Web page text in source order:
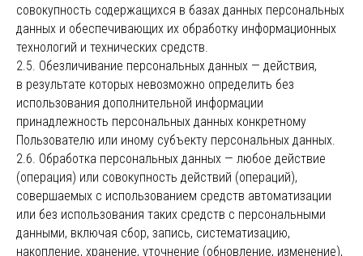
совокупность содержащихся в базах данных персональных
данных и обеспечивающих их обработку информационных
технологий и технических средств.
2.5. Обезличивание персональных данных — действия,
в результате которых невозможно определить без
использования дополнительной информации
принадлежность персональных данных конкретному
Пользователю или иному субъекту персональных данных.
2.6. Обработка персональных данных — любое действие
(операция) или совокупность действий (операций),
совершаемых с использованием средств автоматизации
или без использования таких средств с персональными
данными, включая сбор, запись, систематизацию,
накопление, хранение, уточнение (обновление, изменение),